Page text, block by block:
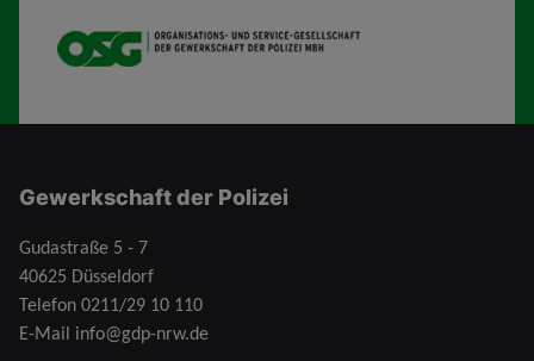
OSG
Gewerkschaft der Polizei
Gudastraße 5 - 7
40625 Düsseldorf
Telefon 0211/29 10 110
E-Mail info@gdp-nrw.de